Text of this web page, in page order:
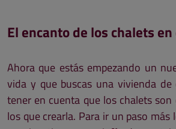
El encanto de los chalets
Ahora que estás empezando un
vida y que buscas una vivienda de
tener en cuenta que los chalets son
los que crearla. Para ir un paso más